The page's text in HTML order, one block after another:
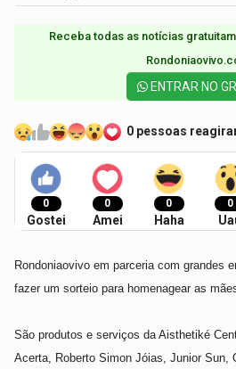
Receba todas as notícias
ENTRAR NO
0 pessoas
0
Gostei
0
Amei
0
Haha
0
Rondoniaovivo em parceria com grandes
fazer um sorteio para homenagear as
São produtos e serviços daAisthetiké
Acerta, Roberto Simon Jóias, Junior Sun,